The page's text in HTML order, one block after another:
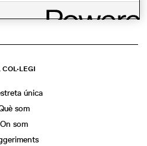
COL·LEGI
única
som
On som